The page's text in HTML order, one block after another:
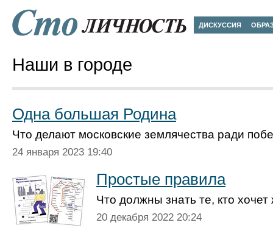
ДИСКУССИЯ
Наши в городе
Одна большая Родина
Что делают московские землячества ради
24 января 2023 19:40
Простые правила
Что должны знать те, кто
20 декабря 2022 20:24